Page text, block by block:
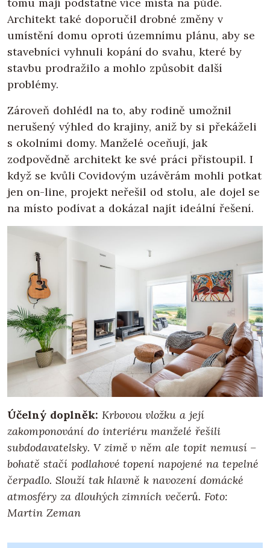
tomu mají podstatně více místa na půdě.
Architekt také doporučil drobné změny v
umístění domu oproti územnímu plánu, aby se
stavebníci vyhnuli kopání do svahu, které by
stavbu prodražilo a mohlo způsobit další
problémy.
Zároveň dohlédl na to, aby rodině umožnil
nerušený výhled do krajiny, aniž by si překáželi
s okolními domy. Manželé oceňují, jak
zodpovědně architekt ke své práci přistoupil. I
když se kvůli Covidovým uzávěrám mohli potkat
jen on-line, projekt neřešil od stolu, ale dojel se
na místo podívat a dokázal najít ideální řešení.
Účelný doplněk: Krbovou vložku a její
zakomponování do interiéru manželé řešili
subdodavatelsky. V zimě v něm ale topit nemusí –
bohatě stačí podlahové topení napojené na tepelné
čerpadlo. Slouží tak hlavně k navození domácké
atmosféry za dlouhých zimních večerů. Foto:
Martin Zeman